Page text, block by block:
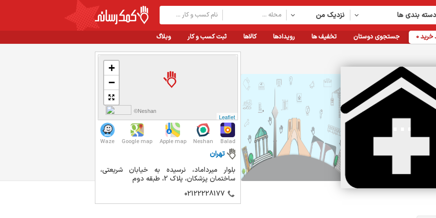
نزدیک من بندی ها
وبلاگ ثبت کسب و کار کالاها رویدادها تخفیف ها جستجوی دوستان خرید0
+
−
Leaflet
©Neshan
Balad
Neshan
Apple map
Google map
Waze
تهران
بلوار میرداماد، نرسیده به خیابان شریعتی،
ساختمان پزشکان، پلاک 2، طبقه دوم
02122228177